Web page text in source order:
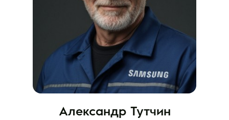
Александр Тутчин